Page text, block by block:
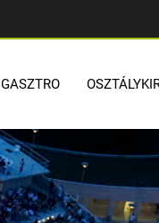
GASZTRO